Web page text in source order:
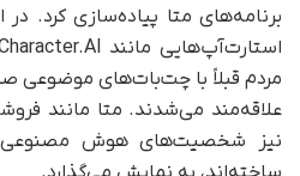
برنامه‌های متا پیاده‌سازی کرد. در
مردم قبلاً با چت‌بات‌های موضوعی
نیز شخصیت‌های هوش مصنوعی را